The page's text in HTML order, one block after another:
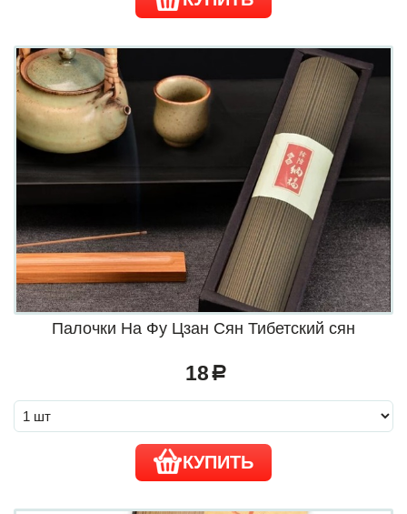
Палочки На Фу Цзан Сян Тибетский сян
18 a
КУПИТЬ